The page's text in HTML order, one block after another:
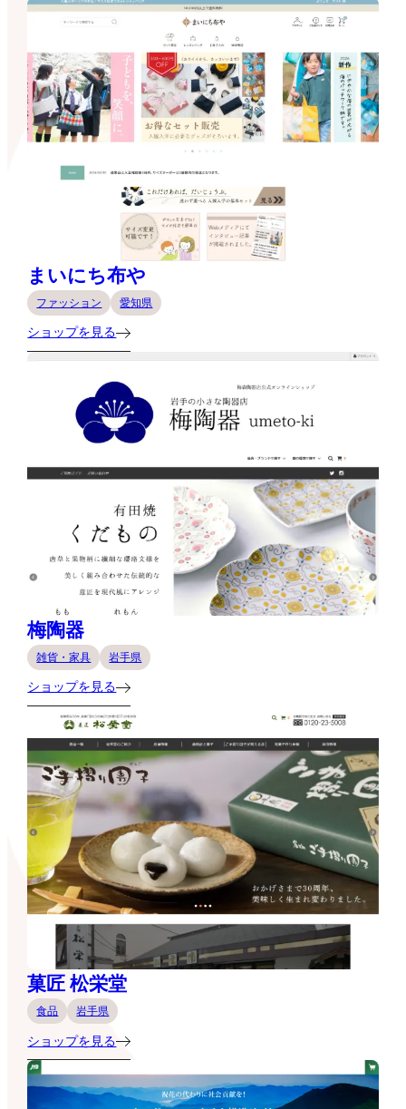
まいにち布や
ファッション 愛知県
ショップを見る
梅陶器
雑貨・家具 岩手県
ショップを見る
菓匠 松栄堂
食品 岩手県
ショップを見る